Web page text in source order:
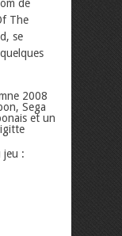
de
The
se
2008
Sega
et un
jeu :